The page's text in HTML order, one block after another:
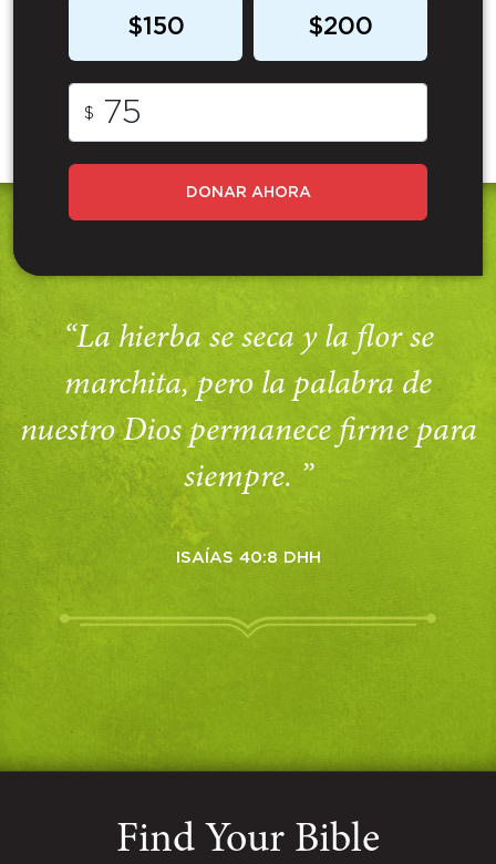
$150 $200
$
DONAR AHORA
“La hierba se seca y la flor se
marchita, pero la palabra de
nuestro Dios permanece firme para
siempre. ”
ISAÍAS 40:8 DHH
Find Your Bible